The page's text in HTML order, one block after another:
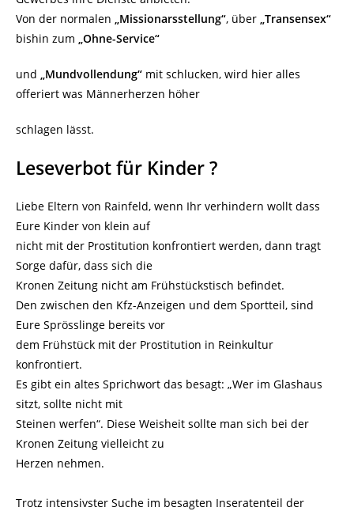
Von der normalen „Missionarsstellung“, über „Transensex“
bishin zum „Ohne-Service“
und „Mundvollendung“ mit schlucken, wird hier alles
offeriert was Männerherzen höher
schlagen lässt.
Leseverbot für Kinder ?
Liebe Eltern von Rainfeld, wenn Ihr verhindern wollt dass
Eure Kinder von klein auf
nicht mit der Prostitution konfrontiert werden, dann tragt
Sorge dafür, dass sich die
Kronen Zeitung nicht am Frühstückstisch befindet.
Den zwischen den Kfz-Anzeigen und dem Sportteil, sind
Eure Sprösslinge bereits vor
dem Frühstück mit der Prostitution in Reinkultur
konfrontiert.
Es gibt ein altes Sprichwort das besagt: „Wer im Glashaus
sitzt, sollte nicht mit
Steinen werfen“. Diese Weisheit sollte man sich bei der
Kronen Zeitung vielleicht zu
Herzen nehmen.
Trotz intensivster Suche im besagten Inseratenteil der